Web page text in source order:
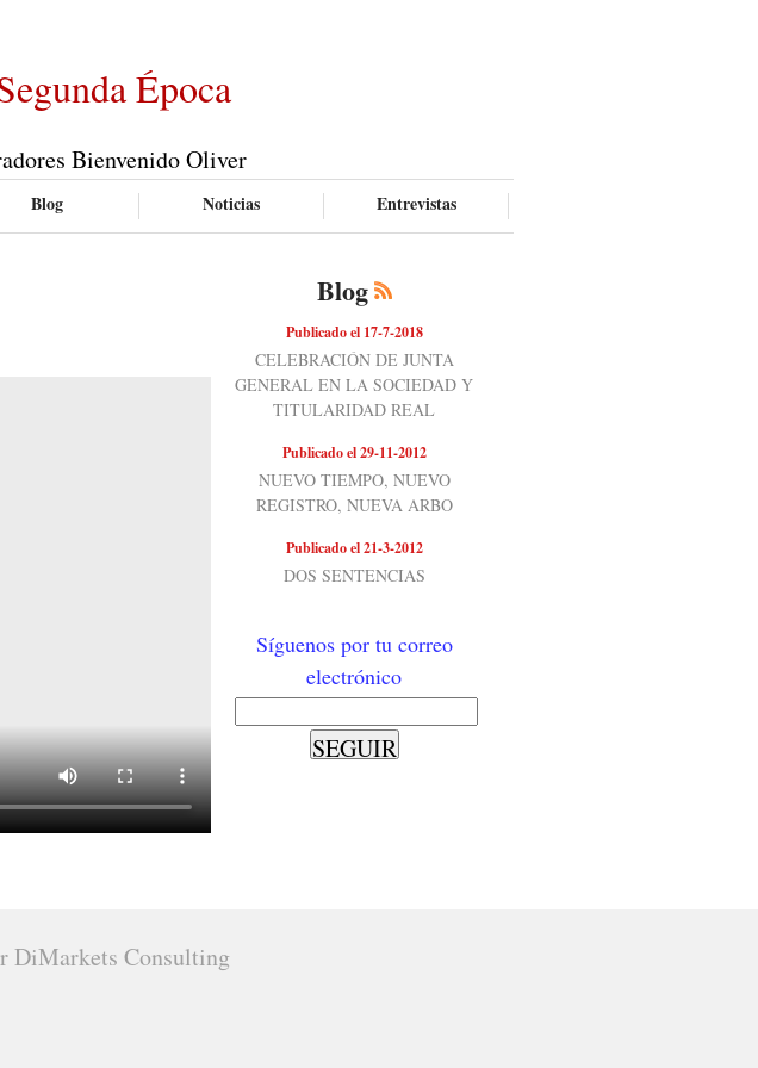
Época
Bienvenido Oliver
Blog Noticias Entrevistas
Blog
Publicado el 17-7-2018
CELEBRACIÓN DE JUNTA
GENERAL EN LA SOCIEDAD Y
TITULARIDAD REAL
Publicado el 29-11-2012
NUEVO TIEMPO, NUEVO
REGISTRO, NUEVA ARBO
Publicado el 21-3-2012
DOS SENTENCIAS
Síguenos por tu correo
electrónico
DiMarkets Consulting